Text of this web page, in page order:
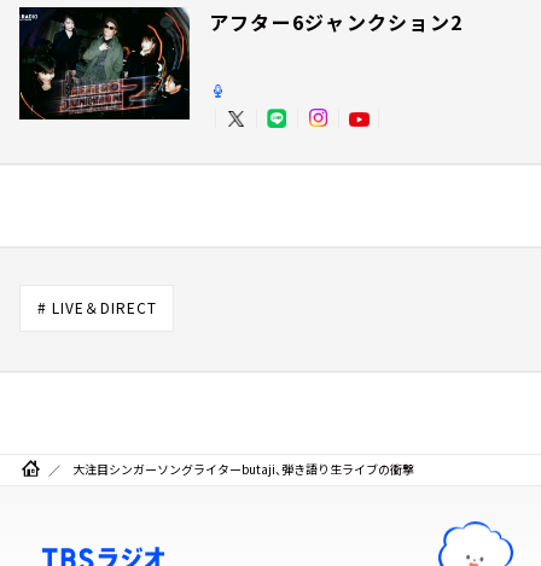
アフター6ジャンクション2
# LIVE＆DIRECT
大注目シンガーソングライターbutaji、弾き語り生ライブの衝撃